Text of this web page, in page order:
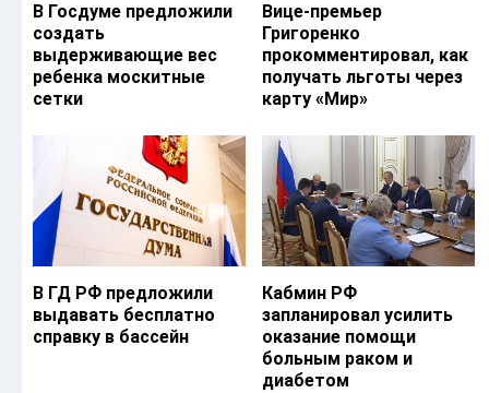
В Госдуме предложили
создать
выдерживающие вес
ребенка москитные
сетки
Вице-премьер
Григоренко
прокомментировал, как
получать льготы через
карту «Мир»
В ГД РФ предложили
выдавать бесплатно
справку в бассейн
Кабмин РФ
запланировал усилить
оказание помощи
больным раком и
диабетом